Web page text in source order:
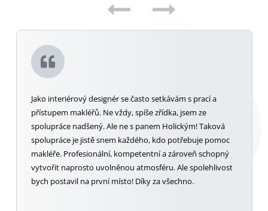
Jako interiérový designér se často setkávám s prací a
přístupem makléřů. Ne vždy, spíše zřídka, jsem ze
spolupráce nadšený. Ale ne s panem Holickým! Taková
spolupráce je jistě snem každého, kdo potřebuje pomoc
makléře. Profesionální, kompetentní a zároveň schopný
vytvořit naprosto uvolněnou atmosféru. Ale spolehlivost
bych postavil na první místo! Díky za všechno.